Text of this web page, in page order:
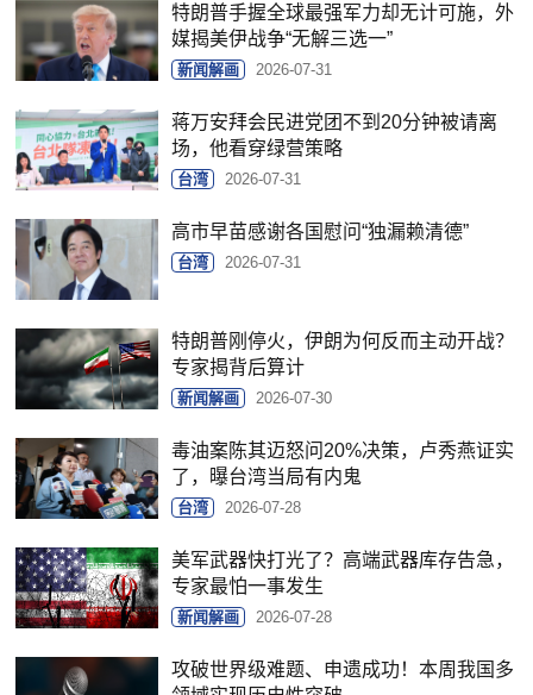
特朗普手握全球最强军力却无计可施，外
媒揭美伊战争“无解三选一”
新闻解画 2026-07-31
蒋万安拜会民进党团不到20分钟被请离
场，他看穿绿营策略
台湾 2026-07-31
高市早苗感谢各国慰问“独漏赖清德”
台湾 2026-07-31
特朗普刚停火，伊朗为何反而主动开战？
专家揭背后算计
新闻解画 2026-07-30
毒油案陈其迈怒问20%决策，卢秀燕证实
了，曝台湾当局有内鬼
台湾 2026-07-28
美军武器快打光了？高端武器库存告急，
专家最怕一事发生
新闻解画 2026-07-28
攻破世界级难题、申遗成功！本周我国多